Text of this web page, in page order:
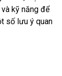
kỹ năng để
số lưu ý quan